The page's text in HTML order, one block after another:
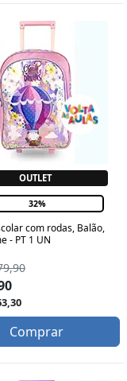
OUTLET
32%
com rodas, Balão,
- PT 1 UN
Comprar